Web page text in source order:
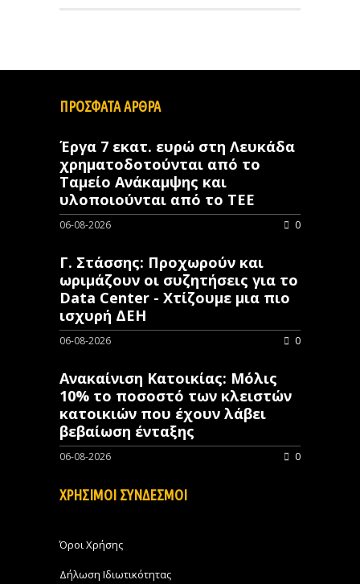
ΠΡΟΣΦΑΤΑ ΑΡΘΡΑ
Έργα 7 εκατ. ευρώ στη Λευκάδα
χρηματοδοτούνται από το
Ταμείο Ανάκαμψης και
υλοποιούνται από το ΤΕΕ
06-08-2026 0
Γ. Στάσσης: Προχωρούν και
ωριμάζουν οι συζητήσεις για το
Data Center - Χτίζουμε μια πιο
ισχυρή ΔΕΗ
06-08-2026 0
Ανακαίνιση Κατοικίας: Μόλις
10% το ποσοστό των κλειστών
κατοικιών που έχουν λάβει
βεβαίωση ένταξης
06-08-2026 0
ΧΡΗΣΙΜΟΙ ΣΥΝΔΕΣΜΟΙ
Όροι Χρήσης
Δήλωση Ιδιωτικότητας